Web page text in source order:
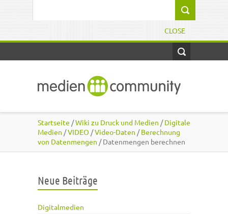
CLOSE
Startseite /Wiki zu Druck und Medien /Digitale
Medien /VIDEO /Video-Daten /Berechnung
von Datenmengen / Datenmengen berechnen
Neue Beiträge
Digitalmedien